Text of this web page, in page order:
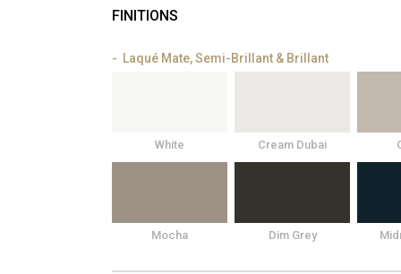
FINITIONS
Laqué Mate, Semi-Brillant & Brillant
White Cream Dubai
Mocha Dim Grey